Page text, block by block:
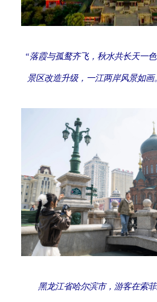
“落霞与孤鹜齐飞，秋水共长天一
景区改造升级，一江两岸风景如
黑龙江省哈尔滨市，游客在索菲